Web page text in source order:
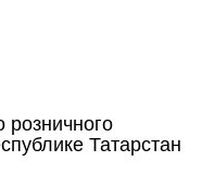
Татарстан